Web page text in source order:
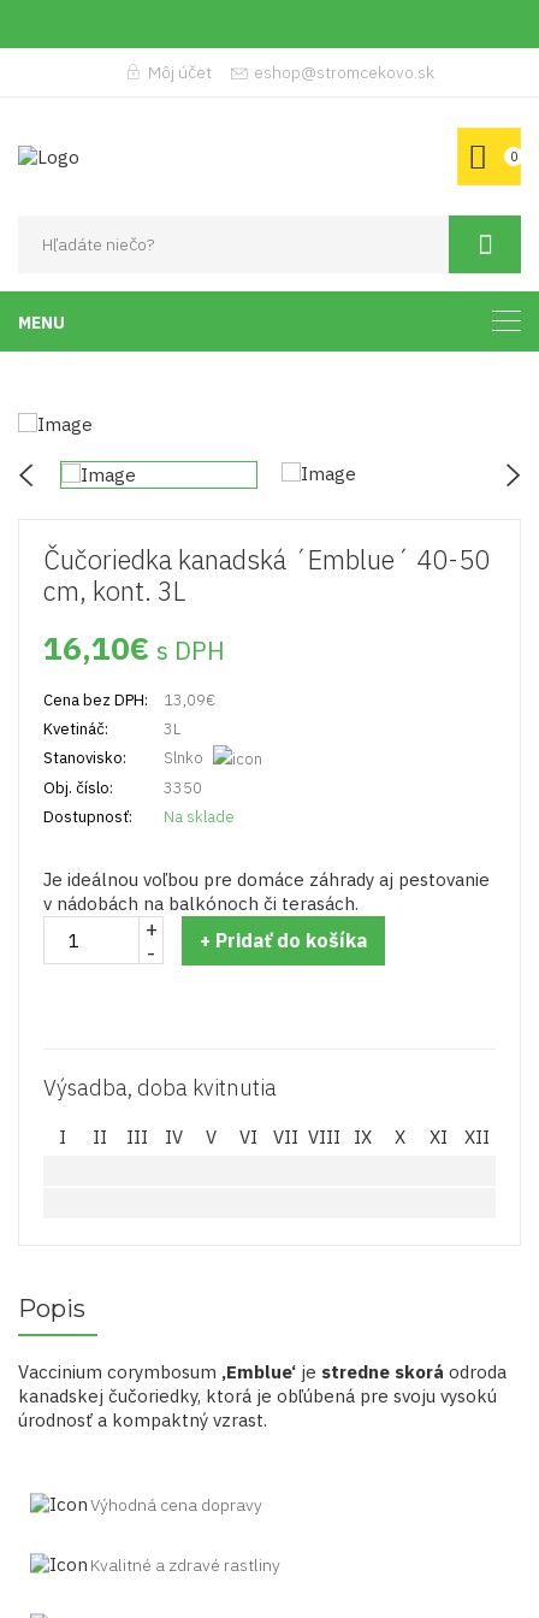
Môj účet eshop@stromcekovo.sk
0
MENU
Čučoriedka kanadská ´Emblue´ 40-50
cm, kont. 3L
16,10€ s DPH
Cena bez DPH: 13,09€
Kvetináč:
3L
Stanovisko:
Slnko
Obj. číslo:
3350
Dostupnosť:
Na sklade
Je ideálnou voľbou pre domáce záhrady aj pestovanie
v nádobách na balkónoch či terasách.
Čučoriedka
50
cm,
3L
+
-
+ Pridať do košíka
Výsadba, doba kvitnutia
I II III IV V VI VII VIII IX X XI XII
Popis
Vaccinium corymbosum ‚Emblue‘ je stredne skorá odroda
kanadskej čučoriedky, ktorá je obľúbená pre svoju vysokú
úrodnosť a kompaktný vzrast.
Výhodná cena dopravy
Kvalitné a zdravé rastliny